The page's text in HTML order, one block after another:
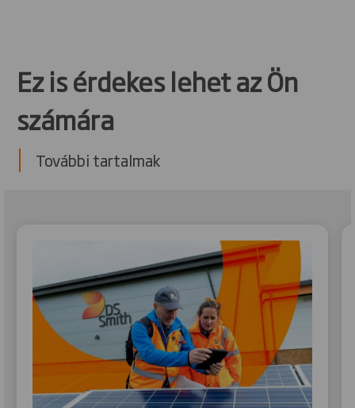
Ez is érdekes lehet az Ön
számára
További tartalmak